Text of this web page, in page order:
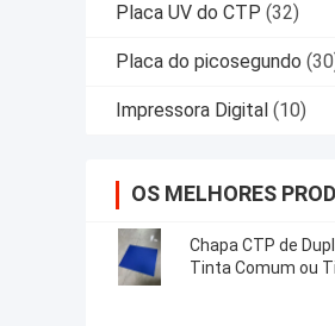
Placa UV do CTP (32)
Placa do picosegundo
Impressora Digital (10)
OS MELHORES
Chapa CTP de
Tinta Comum ou